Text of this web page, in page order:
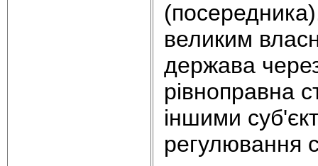
великим
держава
рівноправна
іншими
регулювання